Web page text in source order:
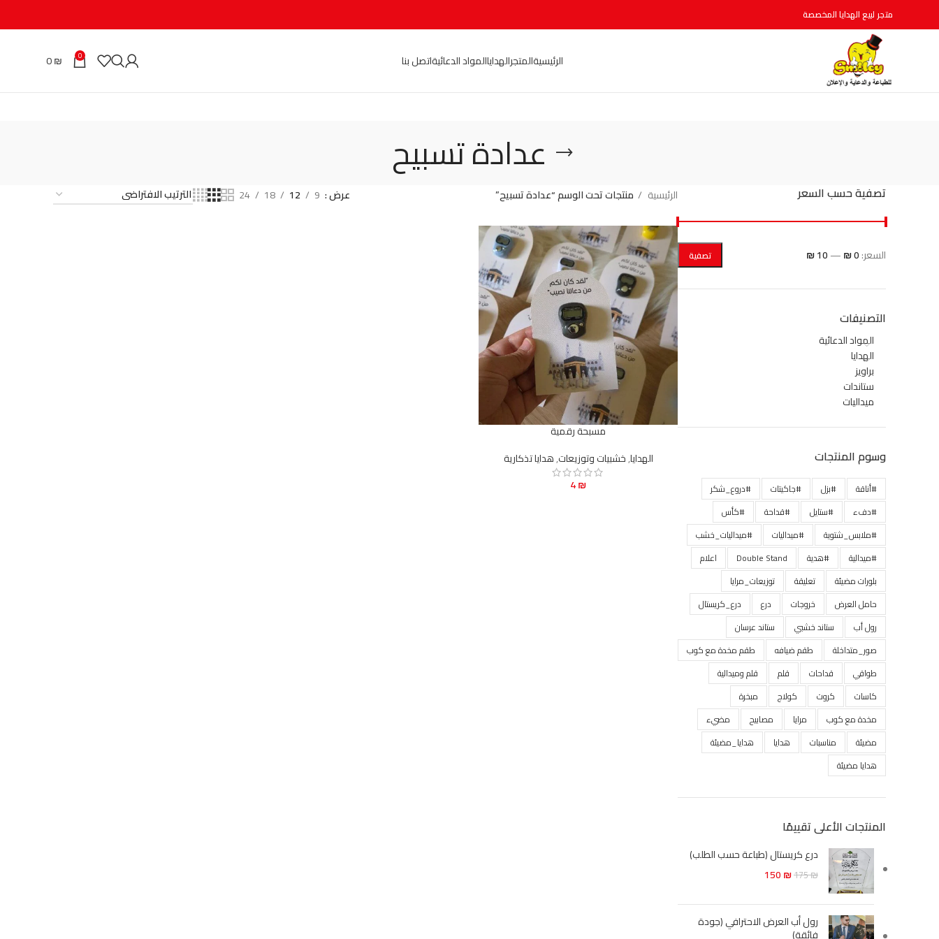
متجر لبيع الهدايا المخصصة
الرئيسيةالمتجرالهداياالمواد الدعائيةاتصل بنا 0
0₪
عدادة تسبيح
تصفية حسب السعر
تصفية السعر:0 ₪
—
10 ₪
التصنيفات
المواد الدعائية
الهدايا
براويز
ستاندات
ميداليات
وسوم المنتجات
#أناقة #بزل #جاكيتات
#دروع_شكر
#دفء
#ستايل #قداحة
#كأس
#ملابس_شتوية
#ميداليات
#ميداليات_خشب
#ميدالية
#هدية Double Stand
اعلام
بلورات مضيئة
تعليقة
توزيعات_مرايا
حامل العرض
خروجات درع
درع_كريستال
رول أب
ستاند خشبي
ستاند عرسان
صور_متداخلة
طقم ضيافه
طقم مخدة مع كوب
طواقي
قداحات قلم
قلم وميدالية
كاسات
كروت كولاج
مبخرة
مخدة مع كوب
مرايا مصابيح
مضيء
مضيئة
مناسبات هدايا
هدايا_مضيئة
هدايا مضيئة
المنتجات الأعلى تقييمًا
درع كريستال (طباعة حسب الطلب)
175₪
150₪
رول أب العرض الاحترافي (جودة
فائقة)
الرئيسية منتجات تحت الوسم “عدادة تسبيح” عرض 9
12
18
24
مسبحة رقمية
الهدايا,خشبيات وتوزيعات,هدايا تذكارية
4₪